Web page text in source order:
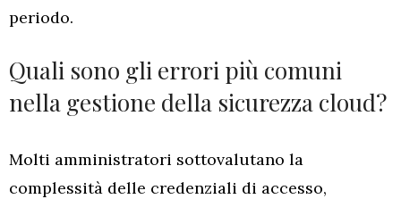
periodo.
Quali sono gli errori più comuni
nella gestione della sicurezza cloud?
Molti amministratori sottovalutano la
complessità delle credenziali di accesso,